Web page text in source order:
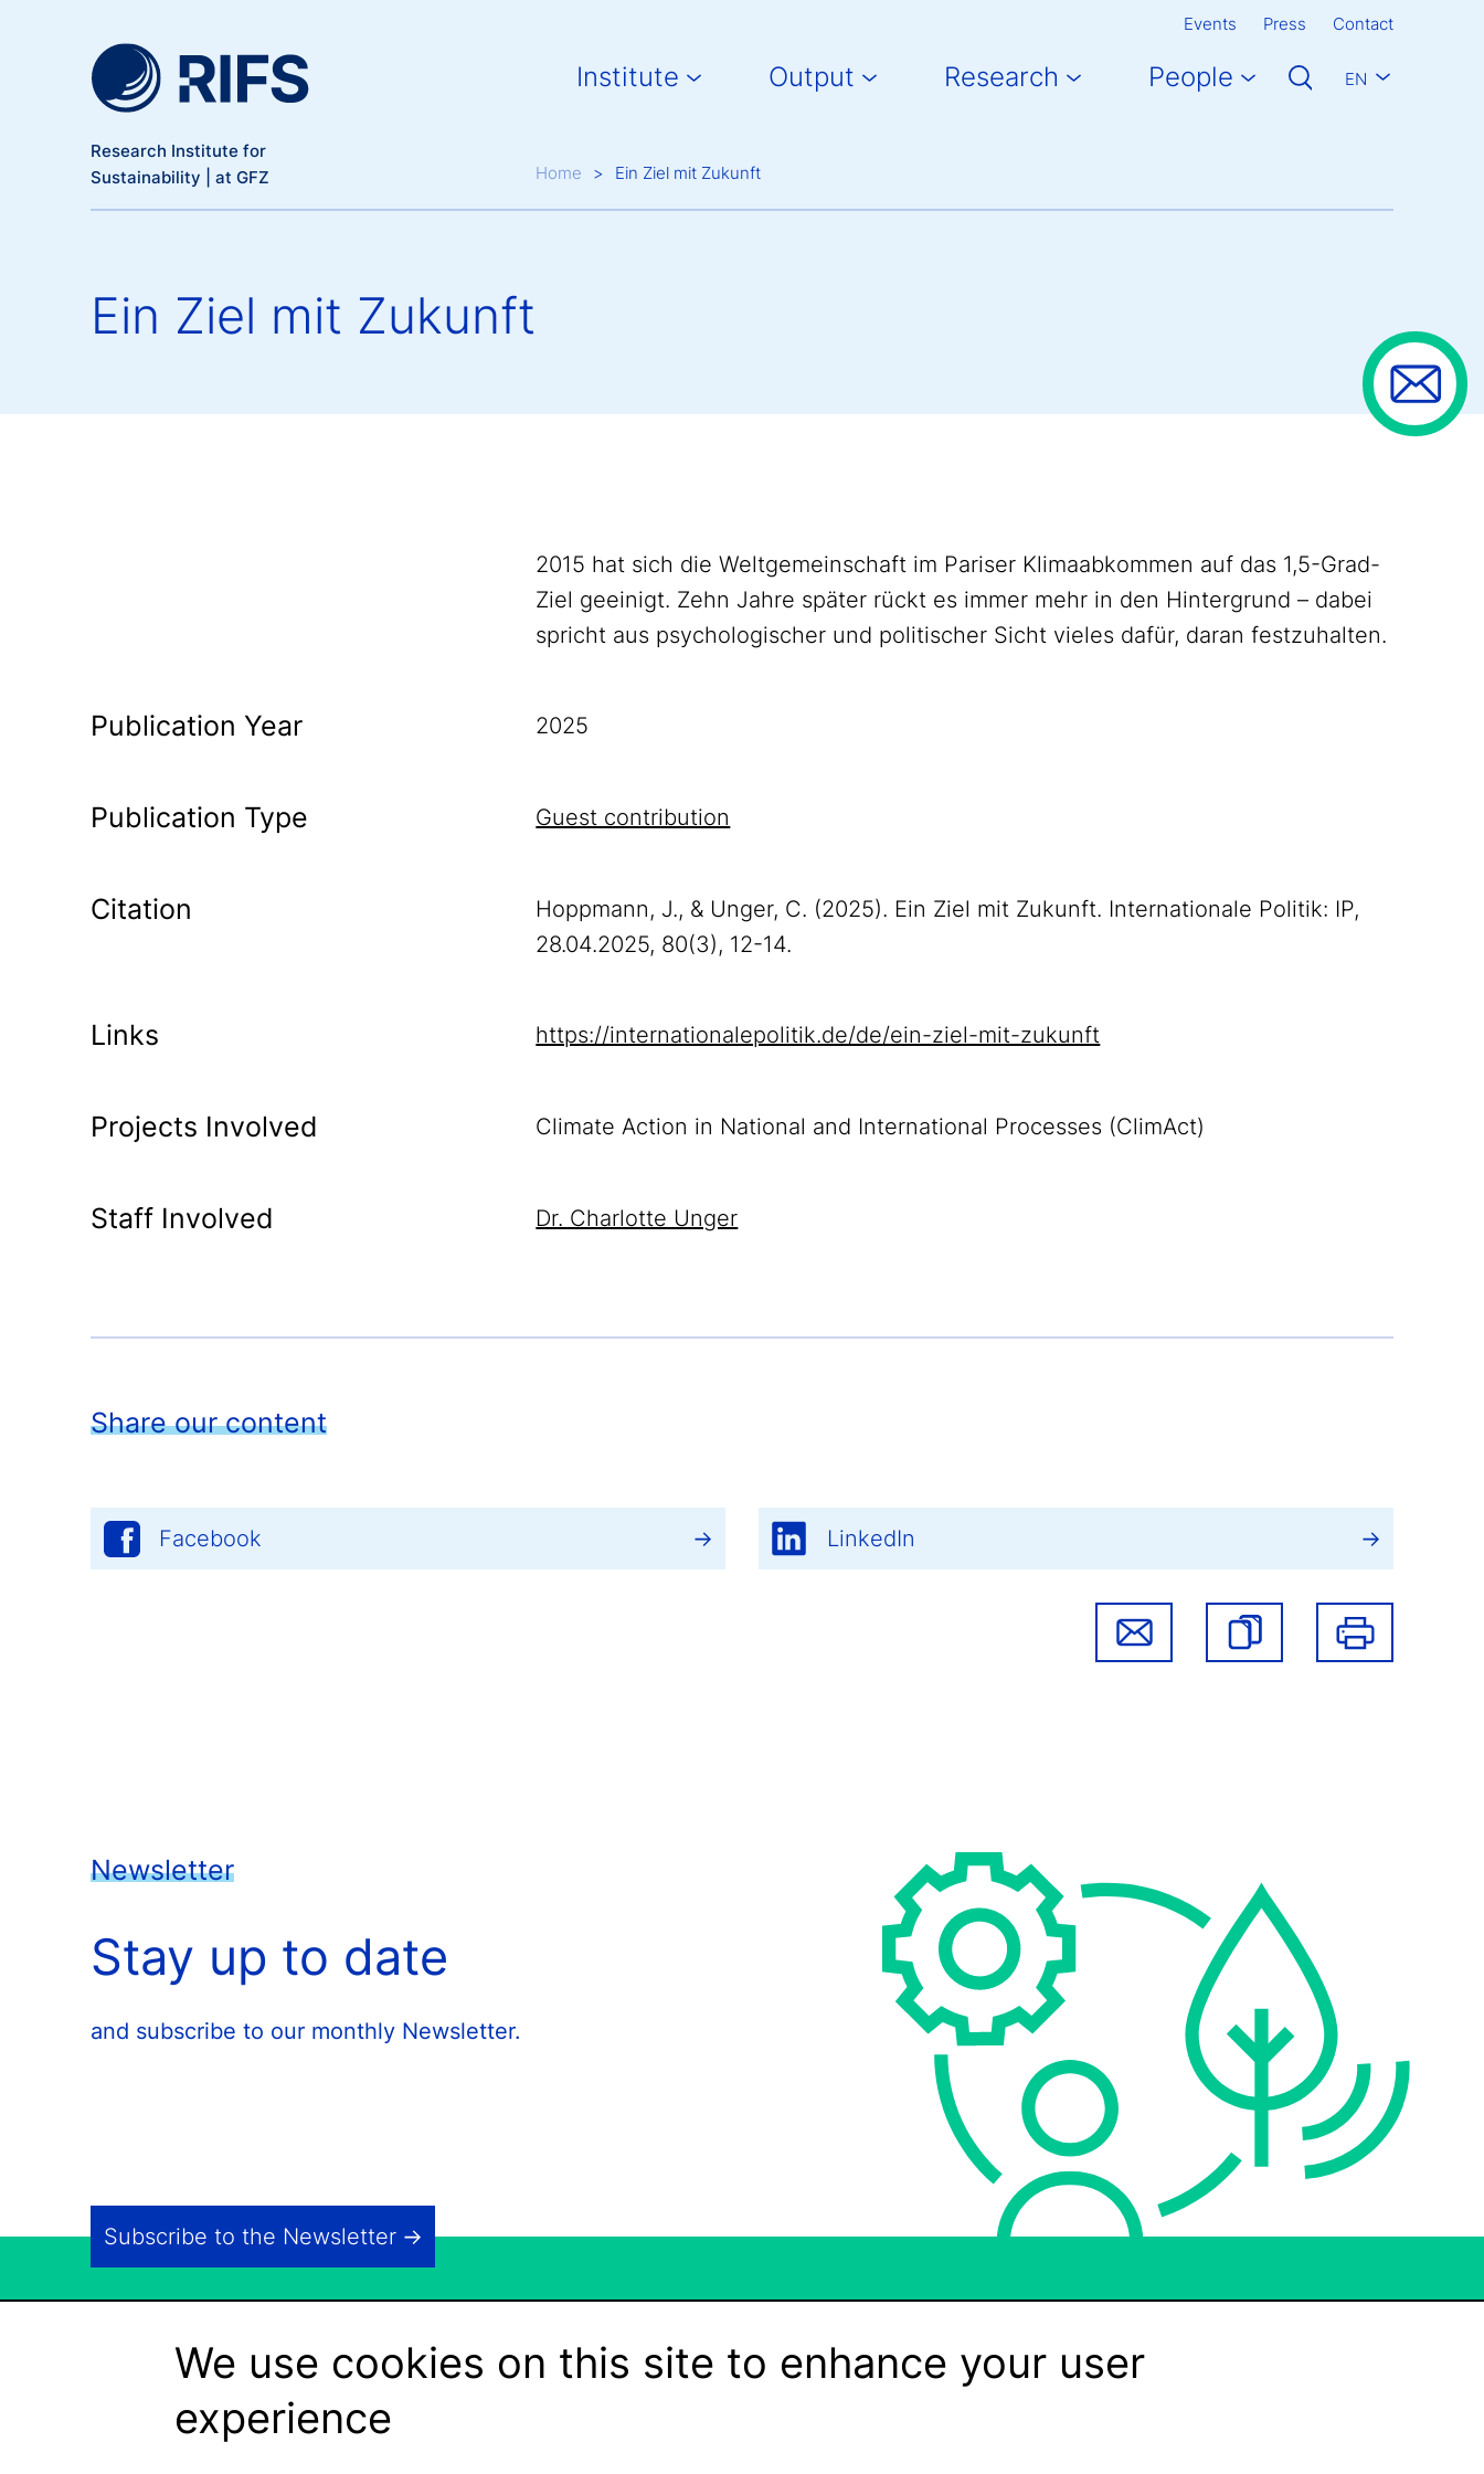
Events Press Contact
Institute Output Research People EN
Research Institute for
Sustainability | at GFZ
Breadcrumb
Home Ein Ziel mit Zukunft
Ein Ziel mit Zukunft
2015 hat sich die Weltgemeinschaft im Pariser Klimaabkommen auf das 1,5-Grad-
Ziel geeinigt. Zehn Jahre später rückt es immer mehr in den Hintergrund – dabei
spricht aus psychologischer und politischer Sicht vieles dafür, daran festzuhalten.
Publication Year 2025
Publication Type Guest contribution
Citation
Hoppmann, J., & Unger, C. (2025). Ein Ziel mit Zukunft. Internationale Politik: IP,
28.04.2025, 80(3), 12-14.
Links https://internationalepolitik.de/de/ein-ziel-mit-zukunft
Projects Involved Climate Action in National and International Processes (ClimAct)
Staff Involved Dr. Charlotte Unger
Share our content
Facebook LinkedIn
Newsletter
Stay up to date
and subscribe to our monthly Newsletter.
Subscribe to the Newsletter
We use cookies on this site to enhance your user
experience